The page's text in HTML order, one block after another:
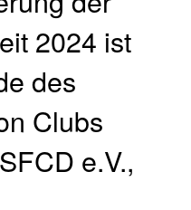
2024 ist
des
Clubs
e.V.,